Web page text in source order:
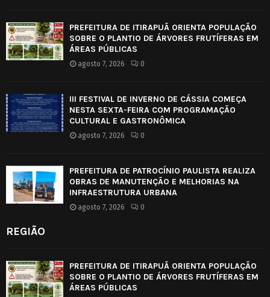
PREFEITURA DE ITIRAPUÃ ORIENTA POPULAÇÃO
SOBRE O PLANTIO DE ÁRVORES FRUTÍFERAS EM
ÁREAS PÚBLICAS
agosto 7, 2026 0
III FESTIVAL DE INVERNO DE CÁSSIA COMEÇA
NESTA SEXTA-FEIRA COM PROGRAMAÇÃO
CULTURAL E GASTRONÔMICA
agosto 7, 2026 0
PREFEITURA DE PATROCÍNIO PAULISTA REALIZA
OBRAS DE MANUTENÇÃO E MELHORIAS NA
INFRAESTRUTURA URBANA
agosto 7, 2026 0
REGIÃO
PREFEITURA DE ITIRAPUÃ ORIENTA POPULAÇÃO
SOBRE O PLANTIO DE ÁRVORES FRUTÍFERAS EM
ÁREAS PÚBLICAS